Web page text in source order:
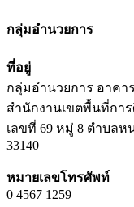
กลุ่มอำนวยการ
ที่อยู่
กลุ่มอำนวยการ อาคา
สำนักงานเขตพื้นที่กา
เลขที่ 69 หมู่ 8 ตำบล
33140
หมายเลขโทรศัพท์
0 4567 1259